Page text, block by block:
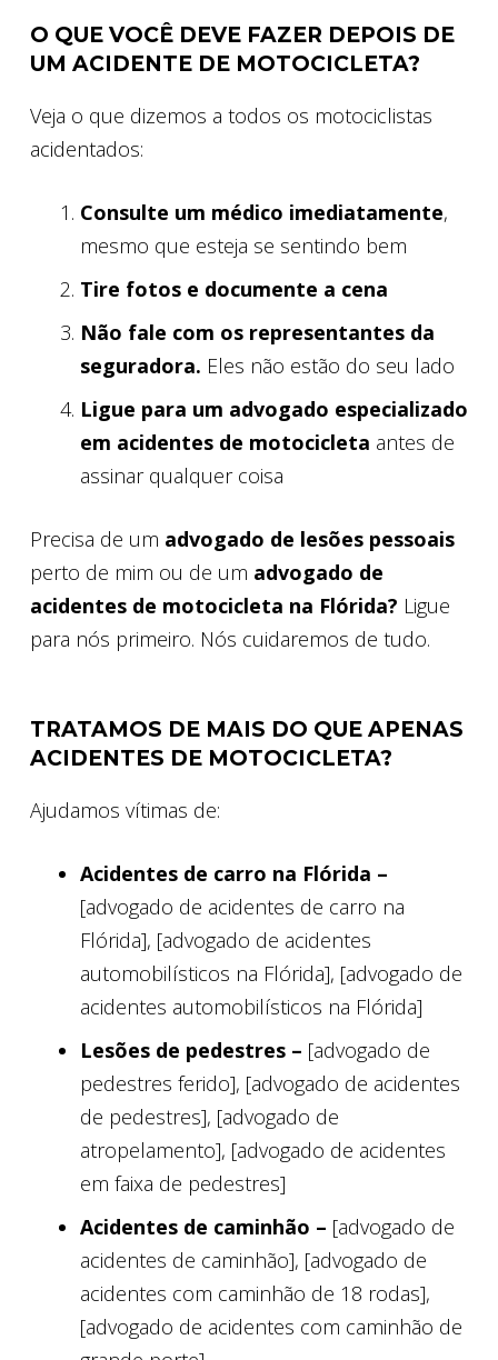
O QUE VOCÊ DEVE FAZER DEPOIS DE
UM ACIDENTE DE MOTOCICLETA?
Veja o que dizemos a todos os motociclistas
acidentados:
Consulte um médico imediatamente,
mesmo que esteja se sentindo bem
Tire fotos e documente a cena
Não fale com os representantes da
seguradora. Eles não estão do seu lado
Ligue para um advogado especializado
em acidentes de motocicleta antes de
assinar qualquer coisa
Precisa de um advogado de lesões pessoais
perto de mim ou de um advogado de
acidentes de motocicleta na Flórida? Ligue
para nós primeiro. Nós cuidaremos de tudo.
TRATAMOS DE MAIS DO QUE APENAS
ACIDENTES DE MOTOCICLETA?
Ajudamos vítimas de:
Acidentes de carro na Flórida –
[advogado de acidentes de carro na
Flórida], [advogado de acidentes
automobilísticos na Flórida], [advogado de
acidentes automobilísticos na Flórida]
Lesões de pedestres – [advogado de
pedestres ferido], [advogado de acidentes
de pedestres], [advogado de
atropelamento], [advogado de acidentes
em faixa de pedestres]
Acidentes de caminhão – [advogado de
acidentes de caminhão], [advogado de
acidentes com caminhão de 18 rodas],
[advogado de acidentes com caminhão de